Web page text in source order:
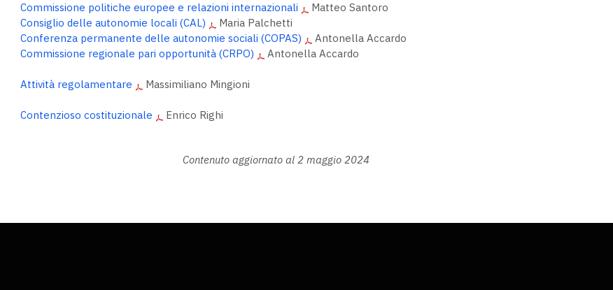
Commissione politiche europee e relazioni internazionali
Matteo Santoro
Consiglio delle autonomie locali (CAL)
Maria Palchetti
Conferenza permanente delle autonomie sociali (COPAS)
Antonella Accardo
Commissione regionale pari opportunità (CRPO)
Antonella Accardo
Attività regolamentare Massimiliano Mingioni
Contenzioso costituzionale Enrico Righi
Contenuto aggiornato al 2 maggio 2024